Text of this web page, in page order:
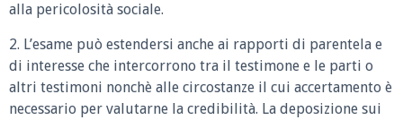
alla pericolosità sociale.
2. L’esame può estendersi anche ai rapporti di parentela e
di interesse che intercorrono tra il testimone e le parti o
altri testimoni nonchè alle circostanze il cui accertamento è
necessario per valutarne la credibilità. La deposizione sui